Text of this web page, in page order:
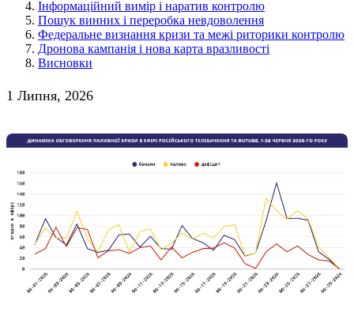
Інформаційний вимір і наратив контролю
Пошук винних і переробка невдоволення
Федеральне визнання кризи та межі риторики контролю
Дронова кампанія і нова карта вразливості
Висновки
1 Липня, 2026